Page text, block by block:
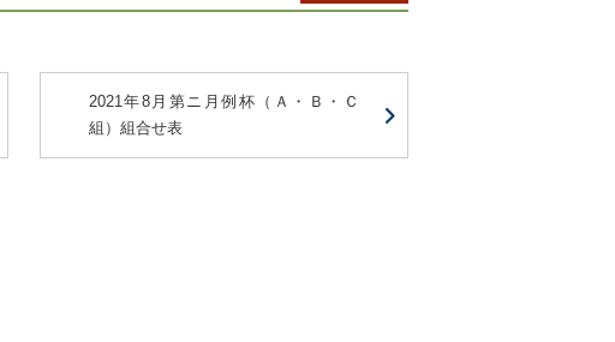
2021年8月第ニ月例杯（Ａ・Ｂ・Ｃ
組）組合せ表